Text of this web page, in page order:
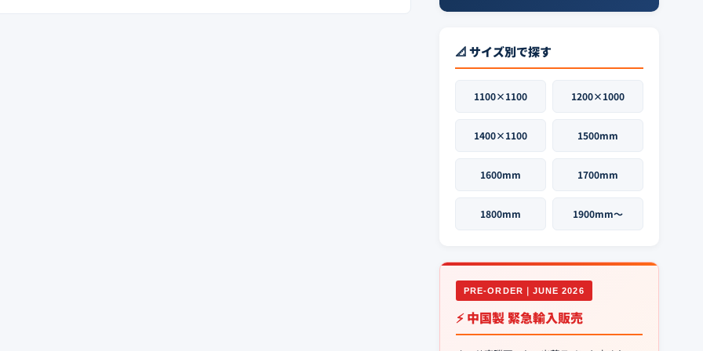
📐 サイズ別で探す
1100×1100 1200×1000
1400×1100 1500mm
1600mm 1700mm
1800mm 1900mm〜
PRE-ORDER｜JUNE 2026
⚡ 中国製 緊急輸入販売